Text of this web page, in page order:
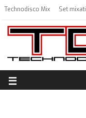
Technodisco Mix Set mixati